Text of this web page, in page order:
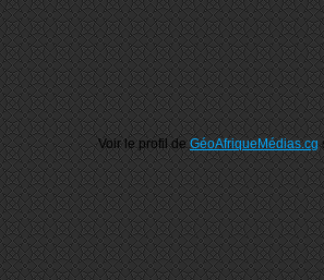
Voir le profil deGéoAfriqueMédias.cg